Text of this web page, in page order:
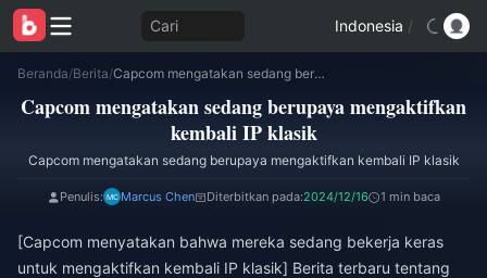
Cari Indonesia /
Beranda/Berita/ Capcom mengatakan sedang berupaya mengaktifkan kembali IP klasik
Capcom mengatakan sedang berupaya mengaktifkan
kembali IP klasik
Capcom mengatakan sedang berupaya mengaktifkan kembali IP klasik
Penulis: Marcus Chen Diterbitkan pada:2024/12/16 1 min baca
[Capcom menyatakan bahwa mereka sedang bekerja keras
untuk mengaktifkan kembali IP klasik] Berita terbaru tentang